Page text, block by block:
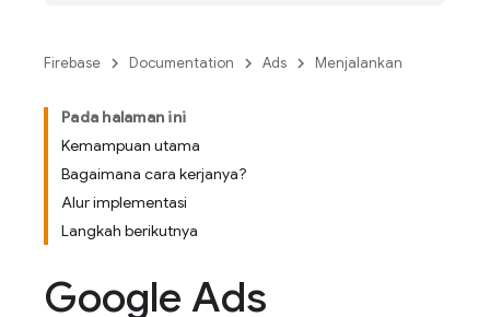
Firebase Documentation Ads Menjalankan
Pada halaman ini
Kemampuan utama
Bagaimana cara kerjanya?
Alur implementasi
Langkah berikutnya
Google Ads